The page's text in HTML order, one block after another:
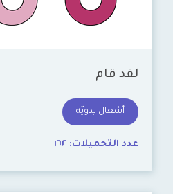
لقد قام
أشغال يدويّة
عدد التحميلات: ١٦٢